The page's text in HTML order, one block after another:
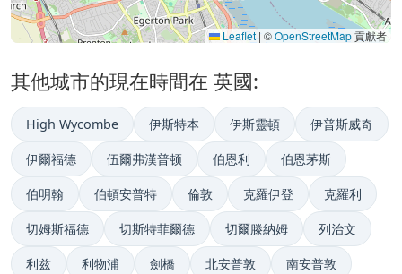
Leaflet | ©OpenStreetMap貢獻者
其他城市的現在時間在 英國:
High Wycombe 伊斯特本 伊斯靈頓 伊普斯威奇
伊爾福德 伍爾弗漢普顿 伯恩利 伯恩茅斯
伯明翰 伯頓安普特 倫敦 克羅伊登 克羅利
切姆斯福德 切斯特菲爾德 切爾滕納姆 列治文
利兹 利物浦 劍橋 北安普敦 南安普敦